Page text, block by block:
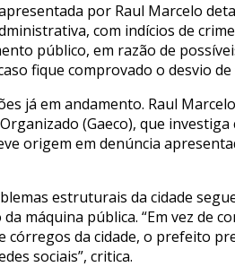
por Raul Marcelo
com indícios de
público, em razão de
fique comprovado o desvio
já em andamento. Raul
(Gaeco), que
origem em denúncia
estruturais da cidade
máquina pública. “Em vez de
córregos da cidade, o prefeito
sociais”, critica.